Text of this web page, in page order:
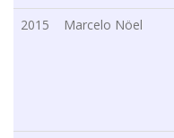
2015
Marcelo Nöel